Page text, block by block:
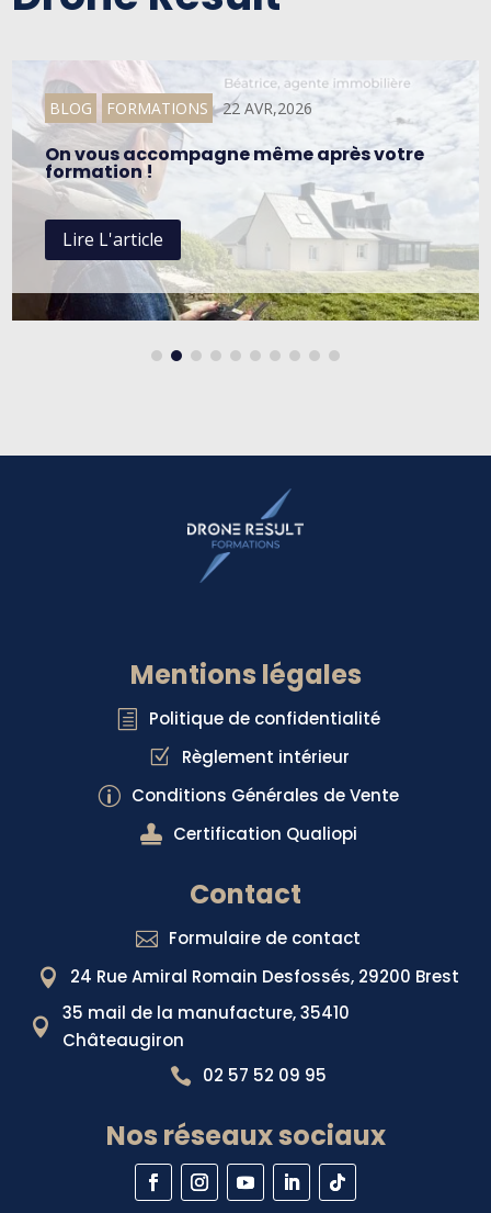
BLOG FORMATIONS 22 AVR,2026
On vous accompagne même après votre
formation !
Lire L'article
Mentions légales
h Politique de confidentialité
Z Règlement intérieur
p Conditions Générales de Vente
 Certification Qualiopi
Contact
 Formulaire de contact
 24 Rue Amiral Romain Desfossés, 29200 Brest

35 mail de la manufacture, 35410
Châteaugiron
 02 57 52 09 95
Nos réseaux sociaux